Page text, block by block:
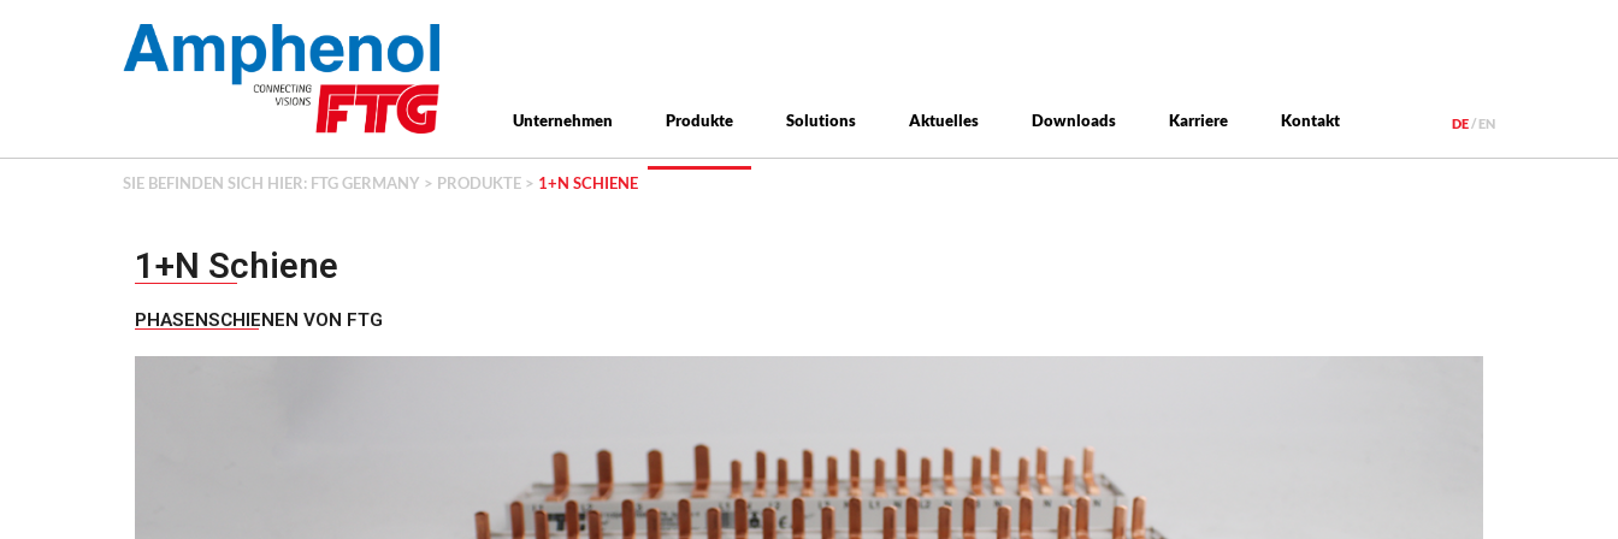
Unternehmen Produkte Solutions Aktuelles Downloads Karriere Kontakt DE EN
SIE BEFINDEN SICH HIER: FTG GERMANY > PRODUKTE > 1+N SCHIENE
1+N Schiene
PHASENSCHIENEN VON FTG